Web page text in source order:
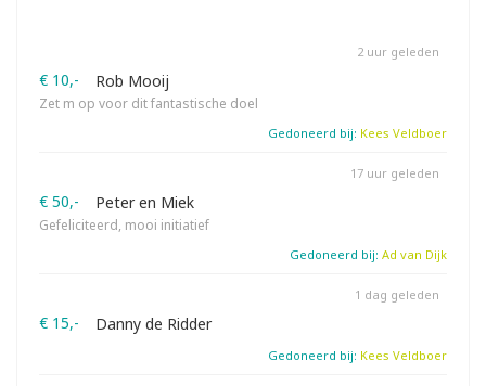
€ 10,- Rob Mooij
Zet m op voor dit fantastische doel
2 uur geleden
Gedoneerd bij: Kees Veldboer
€ 50,- Peter en Miek
Gefeliciteerd, mooi initiatief
17 uur geleden
Gedoneerd bij: Ad van Dijk
€ 15,- Danny de Ridder
1 dag geleden
Gedoneerd bij: Kees Veldboer